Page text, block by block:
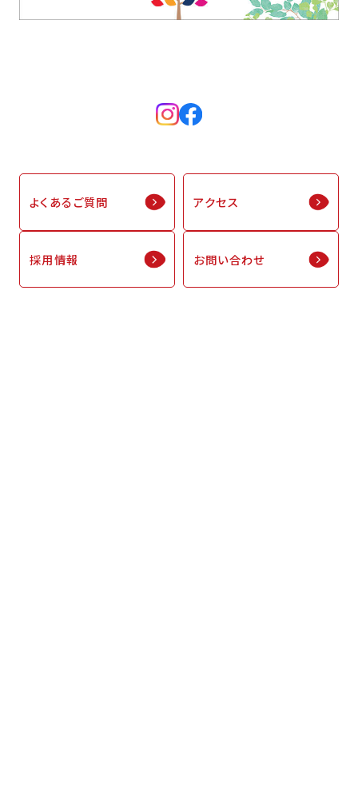
よくあるご質問 アクセス
採用情報 お問い合わせ